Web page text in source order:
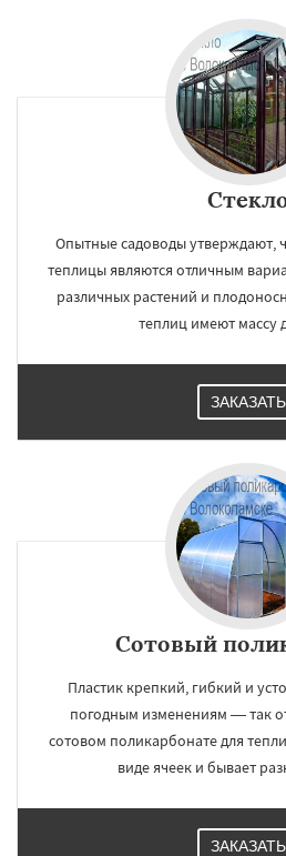
Лосино-Петровский
Можайск
Ногинск
Орехово-Зуево
Опытные садоводы утверждают,
теплицы являются отличным
различных растений и
теплиц имеют массу
ЗАКАЗАТЬ
Сотовый
Пластик крепкий, гибкий и
погодным изменениям — так
сотовом поликарбонате для
виде ячеек и бывает
ЗАКАЗАТЬ